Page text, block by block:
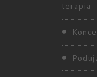
terapia